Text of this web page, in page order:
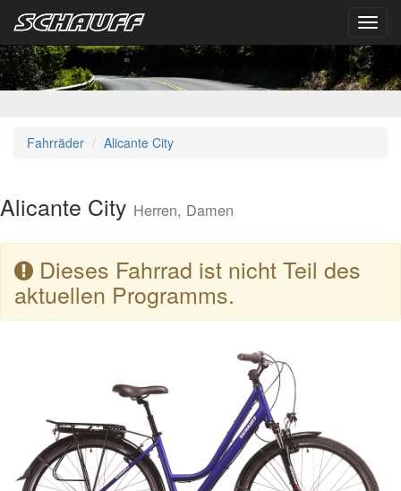
Fahrräder Alicante City
Alicante City Herren, Damen
Dieses Fahrrad ist nicht Teil des
aktuellen Programms.